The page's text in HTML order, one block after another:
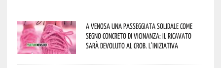
A Venosa una passeggiata solidale come
segno concreto di vicinanza: il ricavato
sarà devoluto al CROB. L’iniziativa